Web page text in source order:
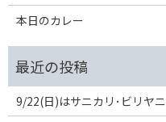
本日のカレー
9/22(日)はサニカリ･ビリヤニ